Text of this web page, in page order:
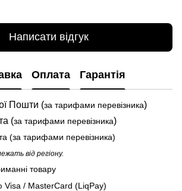
Написати відгук
Оплата Гарантія
Пошти (за тарифами перевізника)
(за тарифами перевізника)
(за тарифами перевізника)
від регіону.
товару
Visa / MasterCard (LiqPay)